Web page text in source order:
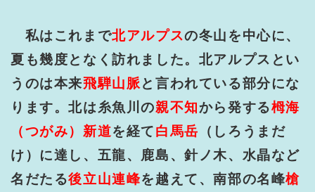
私はこれまで北アルプスの冬山を中心に、
夏も幾度となく訪れました。北アルプスとい
うのは本来飛騨山脈と言われている部分にな
ります。北は糸魚川の親不知から発する栂海
（つがみ）新道を経て白馬岳 （しろうまだ
け）に達し、五龍、鹿島、針ノ木、水晶など
名だたる後立山連峰を越えて、南部の名峰槍